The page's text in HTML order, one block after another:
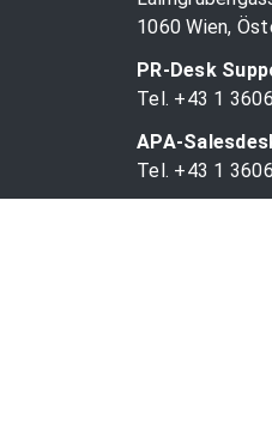
1060 Wien,
PR-Desk
Tel. +43 1
APA-
Tel. +43 1